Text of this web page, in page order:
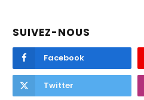
SUIVEZ-NOUS
Facebook
Twitter